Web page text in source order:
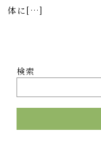
体に[…]
検索